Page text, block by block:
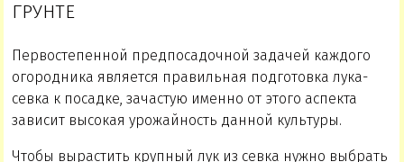
ГРУНТЕ
Первостепенной предпосадочной задачей каждого
огородника является правильная подготовка лука-
севка к посадке, зачастую именно от этого аспекта
зависит высокая урожайность данной культуры.
Чтобы вырастить крупный лук из севка нужно выбрать